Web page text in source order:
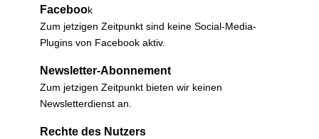
Facebook
Zum jetzigen Zeitpunkt sind keine Social-Media-
Plugins von Facebook aktiv.
Newsletter-Abonnement
Zum jetzigen Zeitpunkt bieten wir keinen
Newsletterdienst an.
Rechte des Nutzers